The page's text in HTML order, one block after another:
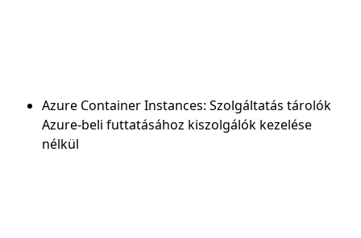
Azure Container Instances: Szolgáltatás tárolók
Azure-beli futtatásához kiszolgálók kezelése
nélkül